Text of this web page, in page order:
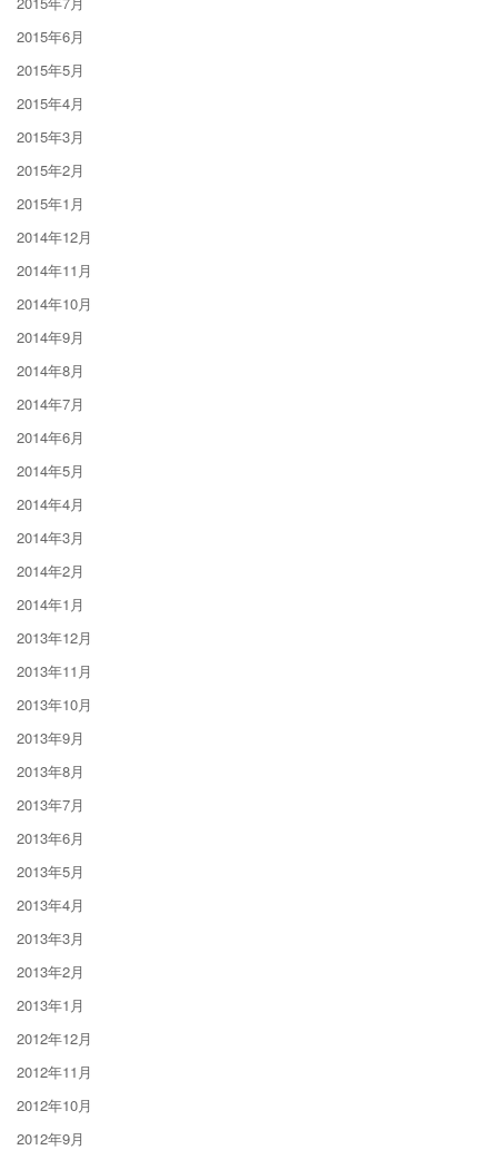
2015年6月
2015年5月
2015年4月
2015年3月
2015年2月
2015年1月
2014年12月
2014年11月
2014年10月
2014年9月
2014年8月
2014年7月
2014年6月
2014年5月
2014年4月
2014年3月
2014年2月
2014年1月
2013年12月
2013年11月
2013年10月
2013年9月
2013年8月
2013年7月
2013年6月
2013年5月
2013年4月
2013年3月
2013年2月
2013年1月
2012年12月
2012年11月
2012年10月
2012年9月